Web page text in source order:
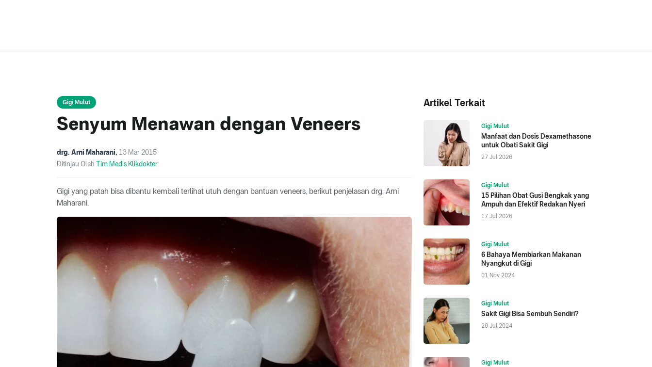
Gigi Mulut
Senyum Menawan dengan Veneers
drg. Arni Maharani, 13 Mar 2015
Ditinjau Oleh Tim Medis Klikdokter
Gigi yang patah bisa dibantu kembali terlihat utuh dengan bantuan veneers, berikut penjelasan drg. Arni
Maharani.
Artikel Terkait
Gigi Mulut
Manfaat dan Dosis Dexamethasone
untuk Obati Sakit Gigi
27 Jul 2026
Gigi Mulut
15 Pilihan Obat Gusi Bengkak yang
Ampuh dan Efektif Redakan Nyeri
17 Jul 2026
Gigi Mulut
6 Bahaya Membiarkan Makanan
Nyangkut di Gigi
01 Nov 2024
Gigi Mulut
Sakit Gigi Bisa Sembuh Sendiri?
28 Jul 2024
Gigi Mulut